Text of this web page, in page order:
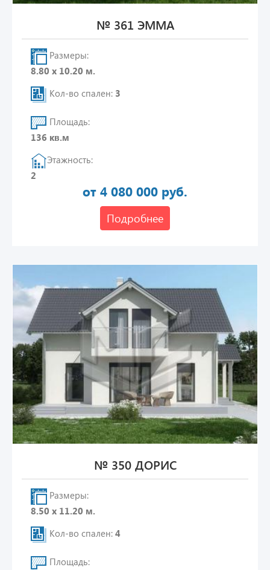
№ 361 ЭММА
Размеры:
8.80 х 10.20 м.
Кол-во спален: 3
Площадь:
136 кв.м
Этажность:
2
от 4 080 000 руб.
Подробнее
№ 350 ДОРИС
Размеры:
8.50 х 11.20 м.
Кол-во спален: 4
Площадь: